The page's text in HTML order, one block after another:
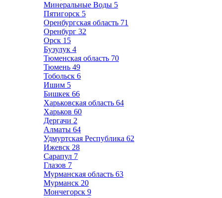
Минеральные Воды 5
Пятигорск 5
Оренбургская область 71
Оренбург 32
Орск 15
Бузулук 4
Тюменская область 70
Тюмень 49
Тобольск 6
Ишим 5
Бишкек 66
Харьковская область 64
Харьков 60
Дергачи 2
Алматы 64
Удмуртская Республика 62
Ижевск 28
Сарапул 7
Глазов 7
Мурманская область 63
Мурманск 20
Мончегорск 9